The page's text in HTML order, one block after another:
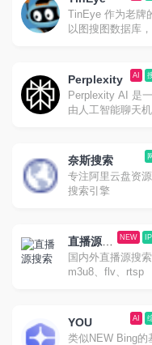
题，还是「如何找
人生的意义」这样
哲学问题。如果
在上面搜一搜往
会有惊喜。甚至
茶余饭后随便网上
TinEye 作为老牌
以图搜图数据库
高分辨率的图片
用起来感觉还是相
靠谱的。
AI
Perplexity
Perplexity AI 是
由人工智能聊天
自然语言预测文
答查询。类似国内
秘塔搜
奈斯搜索
专注阿里云盘资
搜索引擎
NEW
直播源搜
索
国内外直播源搜索
m3u8、flv、rtsp
AI
YOU
类似NEW Bing的